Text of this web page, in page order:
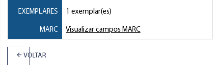
EXEMPLARES 1 exemplar(es)
MARC Visualizar campos MARC
VOLTAR